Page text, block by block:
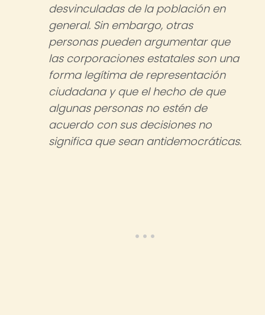
desvinculadas de la población en
general. Sin embargo, otras
personas pueden argumentar que
las corporaciones estatales son una
forma legítima de representación
ciudadana y que el hecho de que
algunas personas no estén de
acuerdo con sus decisiones no
significa que sean antidemocráticas.